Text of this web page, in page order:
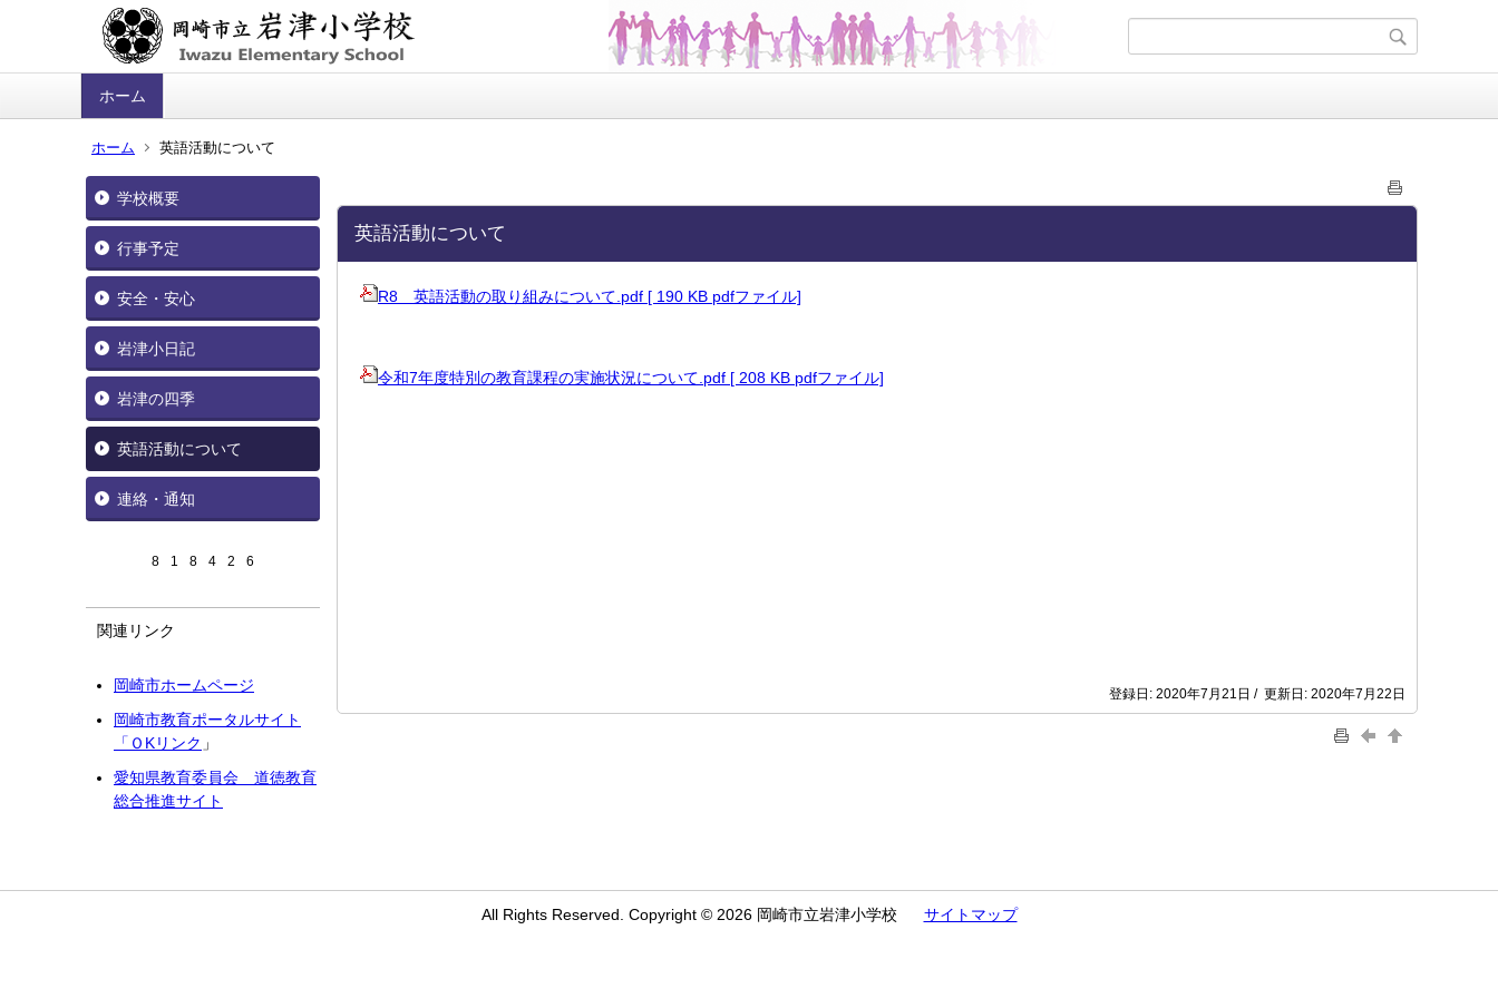
ホーム
ホーム 英語活動について
学校概要
行事予定
安全・安心
岩津小日記
岩津の四季
英語活動について
連絡・通知
8 1 8 4 2 6
関連リンク
岡崎市ホームページ
岡崎市教育ポータルサイト
「ＯKリンク 」
愛知県教育委員会 道徳教育
総合推進サイト
英語活動について
R8 英語活動の取り組みについて.pdf [ 190 KB pdfファイル]
令和7年度特別の教育課程の実施状況について.pdf [ 208 KB pdfファイル]
登録日: 2020年7月21日 / 更新日: 2020年7月22日
All Rights Reserved. Copyright © 2026 岡崎市立岩津小学校 サイトマップ